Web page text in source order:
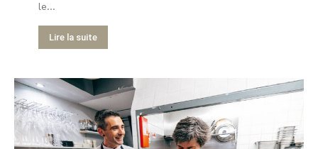
le...
Lire la suite